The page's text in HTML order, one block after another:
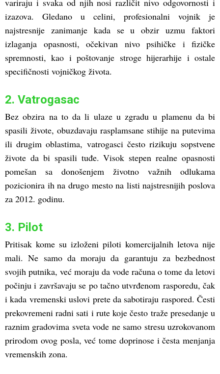
variraju i svaka od njih nosi različit nivo odgovornosti i
izazova. Gledano u celini, profesionalni vojnik je
najstresnije zanimanje kada se u obzir uzmu faktori
izlaganja opasnosti, očekivan nivo psihičke i fizičke
spremnosti, kao i poštovanje stroge hijerarhije i ostale
specifičnosti vojničkog života.
2. Vatrogasac
Bez obzira na to da li ulaze u zgradu u plamenu da bi
spasili živote, obuzdavaju rasplamsane stihije na putevima
ili drugim oblastima, vatrogasci često rizikuju sopstvene
živote da bi spasili tuđe. Visok stepen realne opasnosti
pomešan sa donošenjem životno važnih odlukama
pozicionira ih na drugo mesto na listi najstresnijih poslova
za 2012. godinu.
3. Pilot
Pritisak kome su izloženi piloti komercijalnih letova nije
mali. Ne samo da moraju da garantuju za bezbednost
svojih putnika, već moraju da vode računa o tome da letovi
počinju i završavaju se po tačno utvrđenom rasporedu, čak
i kada vremenski uslovi prete da sabotiraju raspored. Česti
prekovremeni radni sati i rute koje često traže presedanje u
raznim gradovima sveta vode ne samo stresu uzrokovanom
prirodom ovog posla, već tome doprinose i česta menjanja
vremenskih zona.